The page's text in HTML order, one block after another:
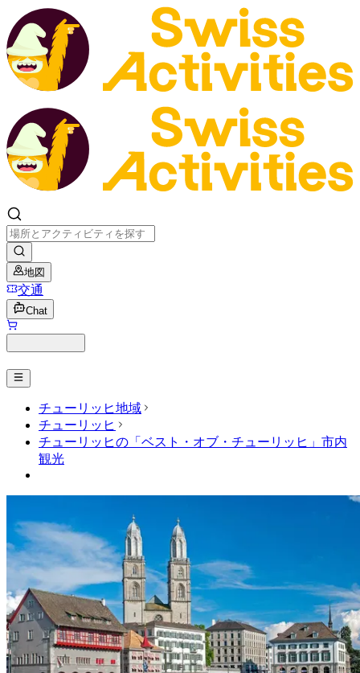
地図
交通
Chat
チューリッヒ地域
チューリッヒ
チューリッヒの「ベスト・オブ・チューリッヒ」市内
観光